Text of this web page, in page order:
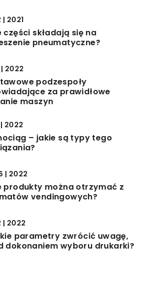
| 2021
części składają się na
pneumatyczne?
| 2022
podzespoły
za prawidłowe
maszyn
| 2022
– jakie są typy tego
| 2022
produkty można otrzymać z
vendingowych?
| 2022
parametry zwrócić uwagę,
dokonaniem wyboru drukarki?